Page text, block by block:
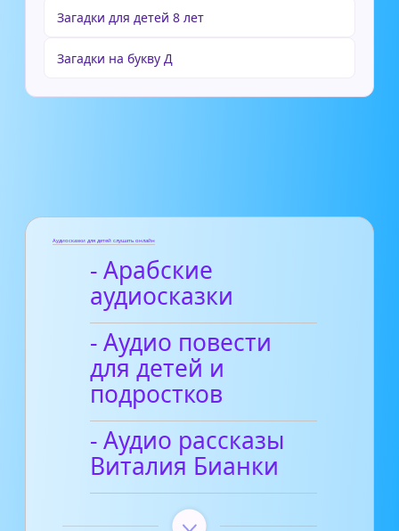
Загадки для детей 8 лет
Загадки на букву Д
Аудиосказки для детей слушать онлайн
- Арабские
аудиосказки
- Аудио повести
для детей и
подростков
- Аудио рассказы
Виталия Бианки